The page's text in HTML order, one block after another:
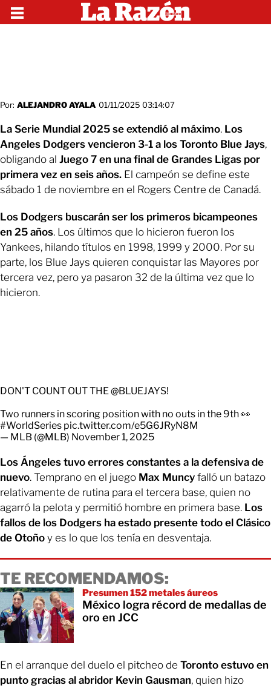
Por: ALEJANDRO AYALA 01/11/2025 03:14:07
La Serie Mundial 2025 se extendió al máximo. Los
Angeles Dodgers vencieron 3-1 a los Toronto Blue Jays,
obligando al Juego 7 en una final de Grandes Ligas por
primera vez en seis años. El campeón se define este
sábado 1 de noviembre en el Rogers Centre de Canadá.
Los Dodgers buscarán ser los primeros bicampeones
en 25 años. Los últimos que lo hicieron fueron los
Yankees, hilando títulos en 1998, 1999 y 2000. Por su
parte, los Blue Jays quieren conquistar las Mayores por
tercera vez, pero ya pasaron 32 de la última vez que lo
hicieron.
DON'T COUNT OUT THE@BLUEJAYS!
Two runners in scoring position with no outs in the 9th 👀
#WorldSeries pic.twitter.com/e5G6JRyN8M
— MLB (@MLB) November 1, 2025
Los Ángeles tuvo errores constantes a la defensiva de
nuevo. Temprano en el juego Max Muncy falló un batazo
relativamente de rutina para el tercera base, quien no
agarró la pelota y permitió hombre en primera base. Los
fallos de los Dodgers ha estado presente todo el Clásico
de Otoño y es lo que los tenía en desventaja.
TE RECOMENDAMOS:
Presumen 152 metales áureos
México logra récord de medallas de
oro en JCC
En el arranque del duelo el pitcheo de Toronto estuvo en
punto gracias al abridor Kevin Gausman, quien hizo